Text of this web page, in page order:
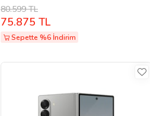
80.599 TL
75.875 TL
Sepette %6 İndirim